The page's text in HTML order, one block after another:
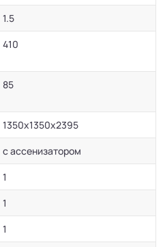
1.5
410
85
1350х1350х2395
с ассенизатором
1
1
1